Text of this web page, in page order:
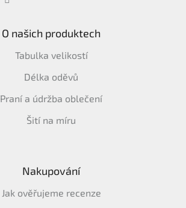
O našich produktech
Tabulka velikostí
Délka oděvů
Praní a údržba oblečení
Šití na míru
Nakupování
Jak ověřujeme recenze